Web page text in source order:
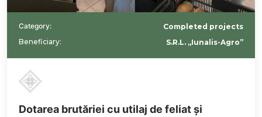
Category:
Completed projects
Beneficiary:
S.R.L. „Iunalis-Agro”
Dotarea brutăriei cu utilaj de feliat și